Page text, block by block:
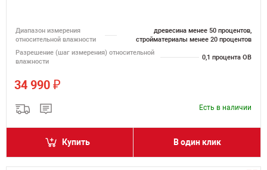
Диапазон измерения
относительной влажности
древесина менее 50 процентов,
стройматериалы менее 20 процентов
Разрешение (шаг измерения) относительной
влажности
0,1 процента ОВ
34 990 ₽
Есть в наличии
Купить В один клик